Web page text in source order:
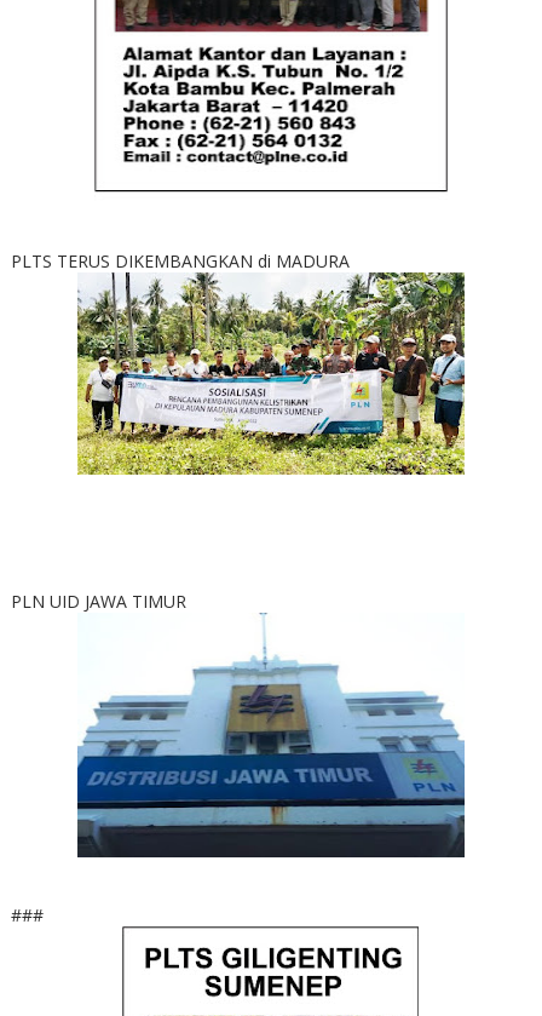
PLTS TERUS DIKEMBANGKAN di MADURA
PLN UID JAWA TIMUR
###